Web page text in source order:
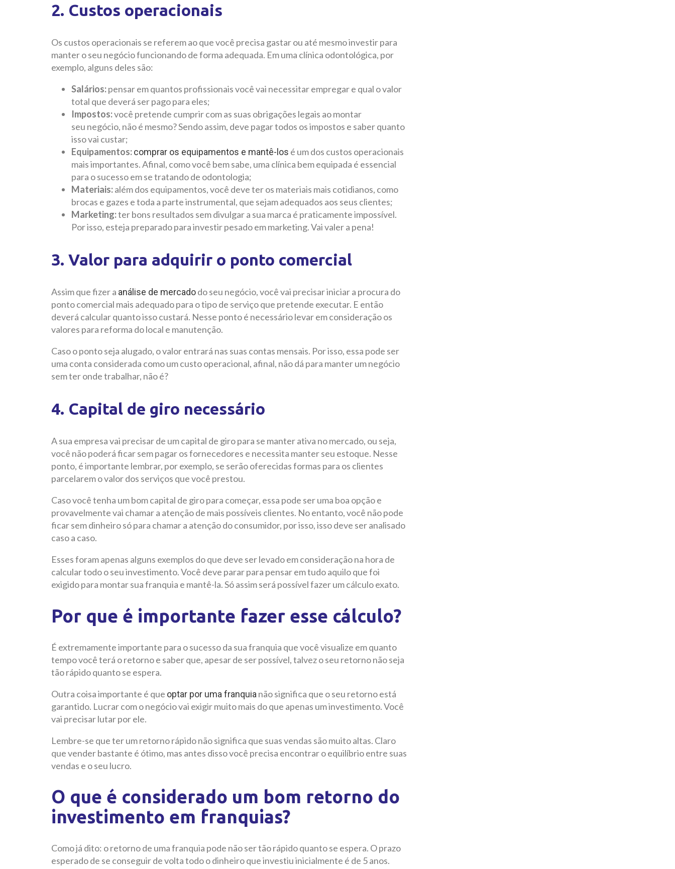
2. Custos operacionais
Os custos operacionais se referem ao que você precisa gastar ou até mesmo investir para
manter o seu negócio funcionando de forma adequada. Em uma clínica odontológica, por
exemplo, alguns deles são:
Salários:pensar em quantos profissionais você vai necessitar empregar e qual o valor
total que deverá ser pago para eles;
Impostos:você pretende cumprir com as suas obrigações legais ao montar
seu negócio, não é mesmo? Sendo assim, deve pagar todos os impostos e saber quanto
isso vai custar;
Equipamentos:comprar os equipamentos e mantê-los é um dos custos operacionais
mais importantes. Afinal, como você bem sabe, uma clínica bem equipada é essencial
para o sucesso em se tratando de odontologia;
Materiais:além dos equipamentos, você deve ter os materiais mais cotidianos, como
brocas e gazes e toda a parte instrumental, que sejam adequados aos seus clientes;
Marketing:ter bons resultados sem divulgar a sua marca é praticamente impossível.
Por isso, esteja preparado para investir pesado em marketing. Vai valer a pena!
3. Valor para adquirir o ponto comercial
Assim que fizer a análise de mercadodo seu negócio, você vai precisar iniciar a procura do
ponto comercial mais adequado para o tipo de serviço que pretende executar. E então
deverá calcular quanto isso custará. Nesse ponto é necessário levar em consideração os
valores para reforma do local e manutenção.
Caso o ponto seja alugado, o valor entrará nas suas contas mensais. Por isso, essa pode ser
uma conta considerada como um custo operacional, afinal, não dá para manter um negócio
sem ter onde trabalhar, não é?
4. Capital de giro necessário
A sua empresa vai precisar de um capital de giro para se manter ativa no mercado, ou seja,
você não poderá ficar sem pagar os fornecedores e necessita manter seu estoque. Nesse
ponto, é importante lembrar, por exemplo, se serão oferecidas formas para os clientes
parcelarem o valor dos serviços que você prestou.
Caso você tenha um bom capital de giro para começar, essa pode ser uma boa opção e
provavelmente vai chamar a atenção de mais possíveis clientes. No entanto, você não pode
ficar sem dinheiro só para chamar a atenção do consumidor, por isso, isso deve ser analisado
caso a caso.
Esses foram apenas alguns exemplos do que deve ser levado em consideração na hora de
calcular todo o seu investimento. Você deve parar para pensar em tudo aquilo que foi
exigido para montar sua franquia e mantê-la. Só assim será possível fazer um cálculo exato.
Por que é importante fazer esse cálculo?
É extremamente importante para o sucesso da sua franquia que você visualize em quanto
tempo você terá o retorno e saber que, apesar de ser possível, talvez o seu retorno não seja
tão rápido quanto se espera.
Outra coisa importante é que optar por uma franquia não significa que o seu retorno está
garantido. Lucrar com o negócio vai exigir muito mais do que apenas um investimento. Você
vai precisar lutar por ele.
Lembre-se que ter um retorno rápido não significa que suas vendas são muito altas. Claro
que vender bastante é ótimo, mas antes disso você precisa encontrar o equilíbrio entre suas
vendas e o seu lucro.
O que é considerado um bom retorno do
investimento em franquias?
Como já dito: o retorno de uma franquia pode não ser tão rápido quanto se espera. O prazo
esperado de se conseguir de volta todo o dinheiro que investiu inicialmente é de 5 anos.